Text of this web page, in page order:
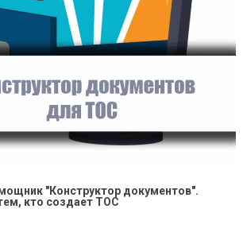
"Конструктор документов".
кто создает ТОС